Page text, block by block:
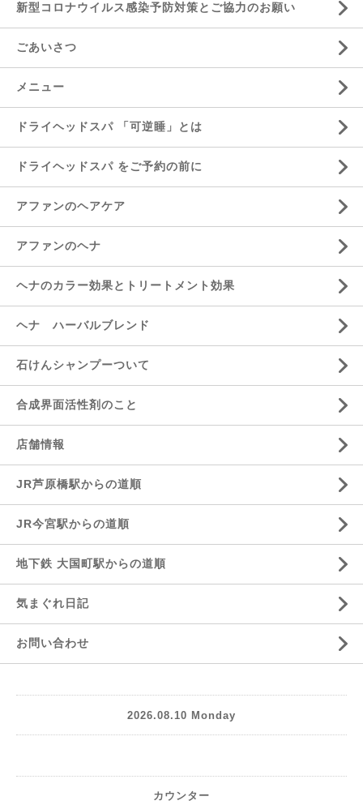
新型コロナウイルス感染予防対策とご協力のお願い
ごあいさつ
メニュー
ドライヘッドスパ 「可逆睡」とは
ドライヘッドスパ をご予約の前に
アファンのヘアケア
アファンのヘナ
ヘナのカラー効果とトリートメント効果
ヘナ ハーバルブレンド
石けんシャンプーついて
合成界面活性剤のこと
店舗情報
JR芦原橋駅からの道順
JR今宮駅からの道順
地下鉄 大国町駅からの道順
気まぐれ日記
お問い合わせ
2026.08.10 Monday
カウンター